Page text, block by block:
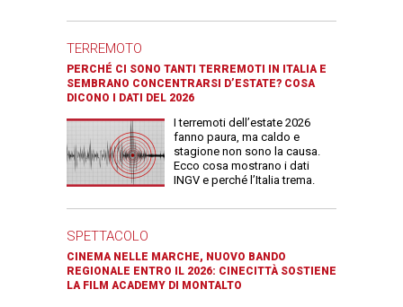
TERREMOTO
PERCHÉ CI SONO TANTI TERREMOTI IN ITALIA E
SEMBRANO CONCENTRARSI D’ESTATE? COSA
DICONO I DATI DEL 2026
I terremoti dell’estate 2026
fanno paura, ma caldo e
stagione non sono la causa.
Ecco cosa mostrano i dati
INGV e perché l’Italia trema.
SPETTACOLO
CINEMA NELLE MARCHE, NUOVO BANDO
REGIONALE ENTRO IL 2026: CINECITTÀ SOSTIENE
LA FILM ACADEMY DI MONTALTO